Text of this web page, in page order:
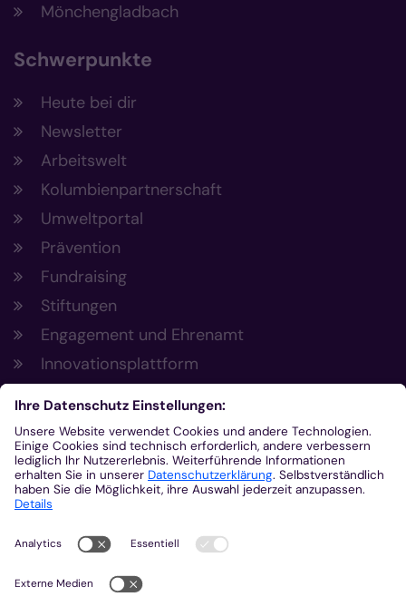
Mönchengladbach
Schwerpunkte
Heute bei dir
Newsletter
Arbeitswelt
Kolumbienpartnerschaft
Umweltportal
Prävention
Fundraising
Stiftungen
Engagement und Ehrenamt
Innovationsplattform
Aus der Plattform
Nachrichten
Veranstaltungen
Gottesdienste
Stellenangebote
Kirchenzeitung
Amtsblatt (Kirchlicher Anzeiger)